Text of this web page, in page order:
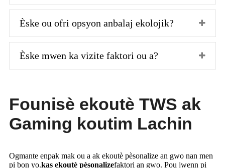
Èske ou ofri opsyon anbalaj ekolojik?
Èske mwen ka vizite faktori ou a?
Founisè ekoutè TWS ak
Gaming koutim Lachin
Ogmante enpak mak ou a ak ekoutè pèsonalize an gwo nan men
pi bon yo.kas ekoutè pèsonalizefaktori an gwo. Pou jwenn pi